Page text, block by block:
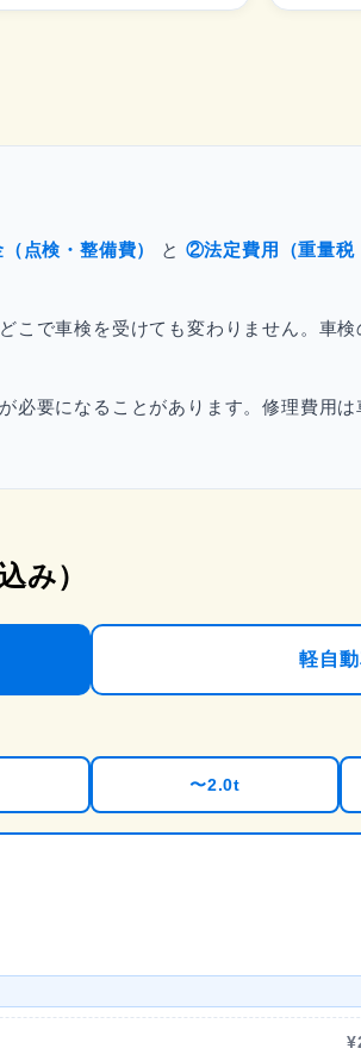
点検・整備費） と ②法定費用（重量税
こで車検を受けても変わりません。車検
必要になることがあります。修理費用
み）
軽自
〜2.0t